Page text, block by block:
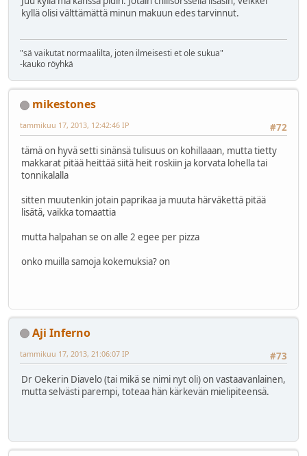
kyllä olisi välttämättä minun makuun edes tarvinnut.
"sä vaikutat normaalilta, joten ilmeisesti et ole sukua"
-kauko röyhkä
mikestones
#72
tammikuu 17, 2013, 12:42:46 IP
tämä on hyvä setti sinänsä tulisuus on kohillaaan, mutta tietty
makkarat pitää heittää siitä heit roskiin ja korvata lohella tai
tonnikalalla
sitten muutenkin jotain paprikaa ja muuta härväkettä pitää
lisätä, vaikka tomaattia
mutta halpahan se on alle 2 egee per pizza
onko muilla samoja kokemuksia? on
Aji Inferno
#73
tammikuu 17, 2013, 21:06:07 IP
Dr Oekerin Diavelo (tai mikä se nimi nyt oli) on vastaavanlainen,
mutta selvästi parempi, toteaa hän kärkevän mielipiteensä.